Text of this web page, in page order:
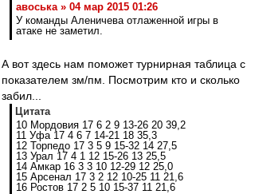
авоська » 04 мар 2015 01:26
У команды Аленичева отлаженной игры в
атаке не заметил.
А вот здесь нам поможет турнирная таблица с
показателем зм/пм. Посмотрим кто и сколько
забил...
Цитата
10 Мордовия 17 6 2 9 13-26 20 39,2
11 Уфа 17 4 6 7 14-21 18 35,3
12 Торпедо 17 3 5 9 15-32 14 27,5
13 Урал 17 4 1 12 15-26 13 25,5
14 Амкар 16 3 3 10 12-29 12 25,0
15 Арсенал 17 3 2 12 10-25 11 21,6
16 Ростов 17 2 5 10 15-37 11 21,6